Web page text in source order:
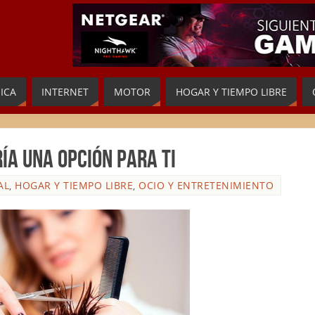
INTERNET MOTOR HOGAR Y TIEMPO LIBRE
una opción para ti
, HOGAR Y TIEMPO LIBRE, OCIO Y ENTRETENIMIENTO